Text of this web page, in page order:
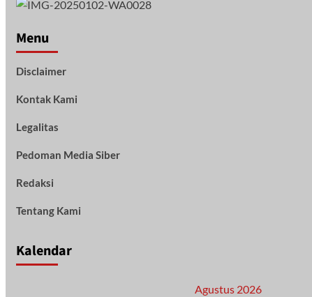
Menu
Disclaimer
Kontak Kami
Legalitas
Pedoman Media Siber
Redaksi
Tentang Kami
Kalendar
Agustus 2026